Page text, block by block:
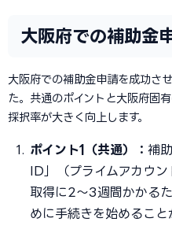
大阪府での補助金
大阪府での補助金申請を成功さ
た。共通のポイントと大阪府固
採択率が大きく向上します。
ポイント1（共通）： 補
ID」（プライムアカウン
取得に2〜3週間かかる
めに手続きを始めること